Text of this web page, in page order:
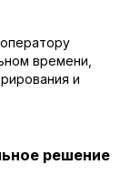
времени,
и
решение